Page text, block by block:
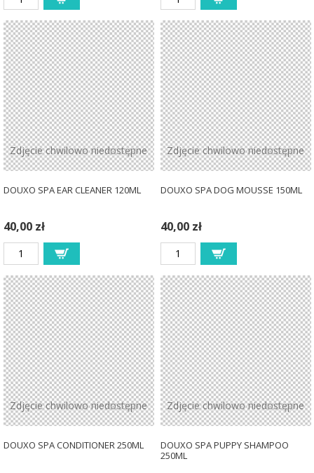
Zdjęcie chwilowo niedostępne
DOUXO SPA EAR CLEANER 120ML
40,00 zł
Zdjęcie chwilowo niedostępne
DOUXO SPA DOG MOUSSE 150ML
40,00 zł
Zdjęcie chwilowo niedostępne
DOUXO SPA CONDITIONER 250ML
Zdjęcie chwilowo niedostępne
DOUXO SPA PUPPY SHAMPOO
250ML